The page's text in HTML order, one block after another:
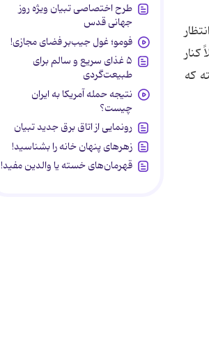
که
طرح اختصاصی تبیان ویژه روز
جهانی قدس
فومو؛ غول جیب‌بر فضای مجازی!
۵ غذای سریع و سالم برای
طبیعت‌گردی
نتیجه حمله آمریکا به ایران
چیست؟
رونمایی از اتاق برق جدید تبیان
زهرهای پنهان خانه را بشناسید!
قهرمان‌های خسته یا والدین مفید!